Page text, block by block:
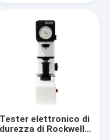
Tester elettronico di
durezza di Rockwell